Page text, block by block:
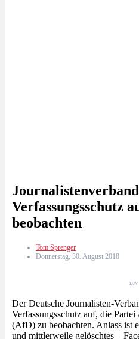
Verfassungsschutz
beobachten
Tom Sprenger
Donnerstag, 30. August 2018
DJV
Der Deutsche Journalisten-
Verfassungsschutz auf, die
(AfD) zu beobachten. Anlass ist
und mittlerweile gelöschtes –